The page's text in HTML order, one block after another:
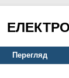
Перегляд